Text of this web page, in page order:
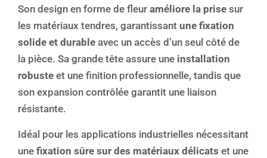
Son design en forme de fleur améliore la prise sur
les matériaux tendres, garantissant une fixation
solide et durable avec un accès d’un seul côté de
la pièce. Sa grande tête assure une installation
robuste et une finition professionnelle, tandis que
son expansion contrôlée garantit une liaison
résistante.
Idéal pour les applications industrielles nécessitant
une fixation sûre sur des matériaux délicats et une